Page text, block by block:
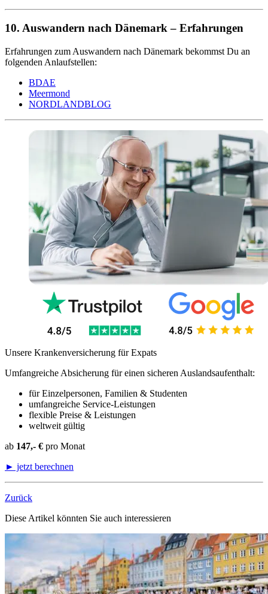
10. Auswandern nach Dänemark – Erfahrungen
Erfahrungen zum Auswandern nach Dänemark bekommst Du an
folgenden Anlaufstellen:
BDAE
Meermond
NORDLANDBLOG
Unsere Krankenversicherung für Expats
Umfangreiche Absicherung für einen sicheren Auslandsaufenthalt:
für Einzelpersonen, Familien & Studenten
umfangreiche Service-Leistungen
flexible Preise & Leistungen
weltweit gültig
ab 147,- € pro Monat
► jetzt berechnen
Zurück
Diese Artikel könnten Sie auch interessieren